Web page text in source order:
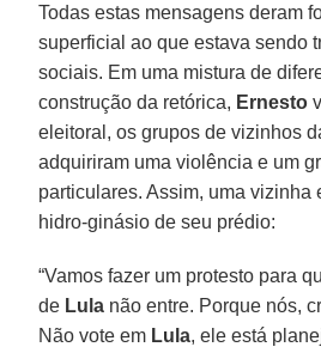
Todas estas mensagens deram
superficial ao que estava sendo
sociais. Em uma mistura de
construção da retórica, Ernesto
eleitoral, os grupos de vizinhos
adquiriram uma violência e um
particulares. Assim, uma vizinha
hidro-ginásio de seu prédio:
“Vamos fazer um protesto para
de Lula não entre. Porque nós,
Não vote em Lula, ele está